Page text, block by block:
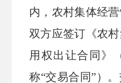
内，农村集体经
双方应签订《农
用权出让合同》
称“交易合同”）